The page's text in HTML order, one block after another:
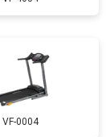
VF-0004